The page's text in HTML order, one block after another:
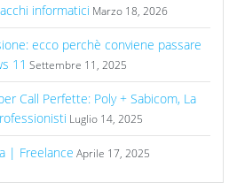
informatici Marzo 18, 2026
ecco perchè conviene passare
11 Settembre 11, 2025
Call Perfette: Poly + Sabicom, La
Luglio 14, 2025
| Freelance Aprile 17, 2025